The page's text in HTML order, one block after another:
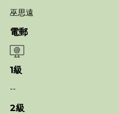
巫思遠
電郵
1級
--
2級